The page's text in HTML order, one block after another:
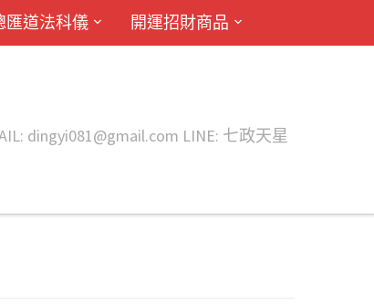
匯道法科儀 開運招財商品
dingyi081@gmail.com LINE: 七政天星